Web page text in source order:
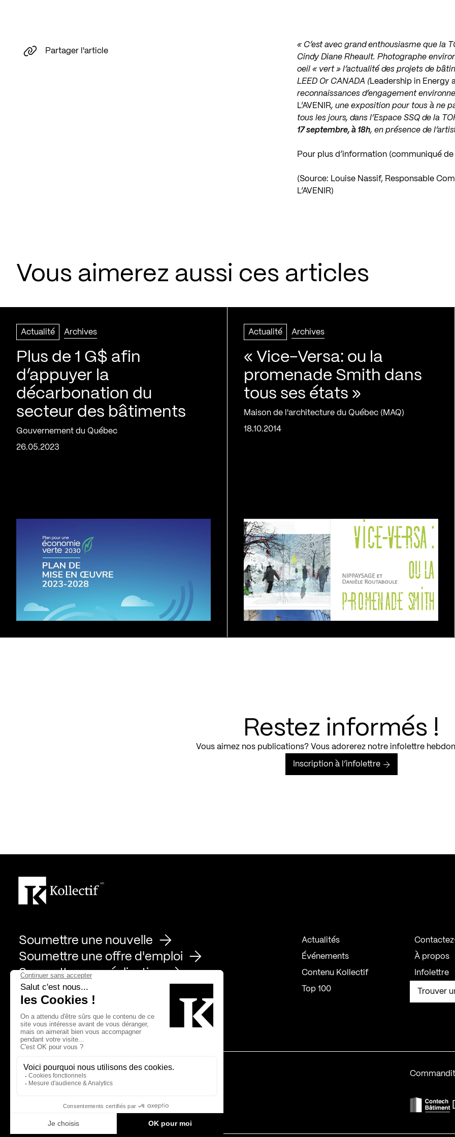
« C’est avec grand enthousiasme que la
Cindy Diane Rheault. Photographe
oeil « vert » l’actualité des projets de
LEED Or CANADA (Leadership in Energy
reconnaissances d’engagement
L’AVENIR, une exposition pour tous à ne
tous les jours, dans l’Espace SSQ de la
17 septembre, à 18h, en présence de
Pour plus d’information (communiqué
(Source: Louise Nassif, Responsable
L’AVENIR)
Partager l'article
Vous aimerez aussi ces articles
Actualité Archives
Plus de 1 G$ afin
d’appuyer la
décarbonation du
secteur des bâtiments
Gouvernement du Québec
26.05.2023
Actualité Archives
« Vice-Versa: ou la
promenade Smith dans
tous ses états »
Maison de l'architecture du Québec (MAQ)
18.10.2014
Restez informés !
Vous aimez nos publications? Vous adorerez notre infolettre
Inscription à l’infolettre
Soumettre une nouvelle
Soumettre une offre d'emploi
Soumettre une réalisation
Actualités
Événements
Contenu Kollectif
Top 100
À propos
Infolettre
Trouver
Page Facebook de Kollectif
Page Instagram de Kollectif
Page Linkedin de Kollectif
Partenaires
Bâtiment-Durable-Québec-1
Esquisses-1 MP-1